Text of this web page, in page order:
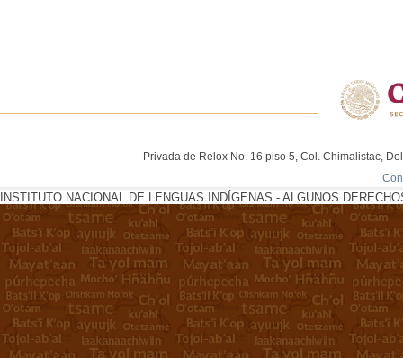
Privada de Relox No. 16 piso 5, Col. Chimalistac,
INSTITUTO NACIONAL DE LENGUAS INDÍGENAS - ALGUNOS